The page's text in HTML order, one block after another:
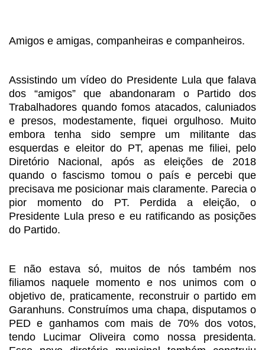
Amigos e amigas, companheiras e companheiros.
Assistindo um vídeo do Presidente Lula que falava
dos “amigos” que abandonaram o Partido dos
Trabalhadores quando fomos atacados, caluniados
e presos, modestamente, fiquei orgulhoso. Muito
embora tenha sido sempre um militante das
esquerdas e eleitor do PT, apenas me filiei, pelo
Diretório Nacional, após as eleições de 2018
quando o fascismo tomou o país e percebi que
precisava me posicionar mais claramente. Parecia o
pior momento do PT. Perdida a eleição, o
Presidente Lula preso e eu ratificando asposições
do Partido.
E não estava só, muitos de nós também nos
filiamos naquele momento e nos unimos com o
objetivo de, praticamente, reconstruir o partido em
Garanhuns. Construímos uma chapa, disputamos o
PED e ganhamos com mais de 70% dos votos,
tendo Lucimar Oliveira como nossa presidenta.